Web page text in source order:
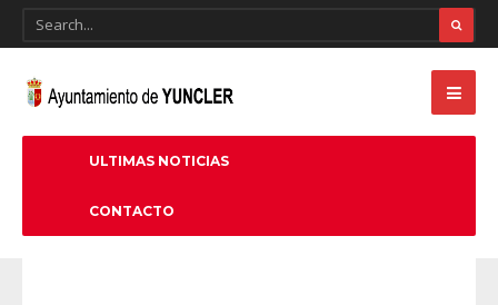
ULTIMAS NOTICIAS
CONTACTO